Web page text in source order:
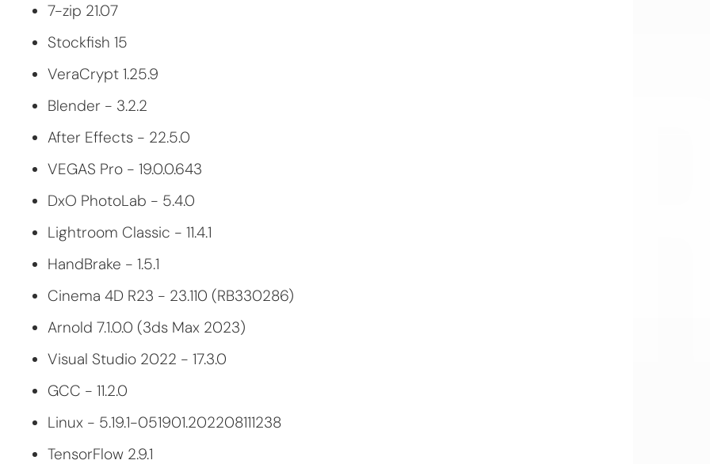
7-zip 21.07
Stockfish 15
VeraCrypt 1.25.9
Blender - 3.2.2
After Effects - 22.5.0
VEGAS Pro - 19.0.0.643
DxO PhotoLab - 5.4.0
Lightroom Classic - 11.4.1
HandBrake - 1.5.1
Cinema 4D R23 - 23.110 (RB330286)
Arnold 7.1.0.0 (3ds Max 2023)
Visual Studio 2022 - 17.3.0
GCC - 11.2.0
Linux - 5.19.1-051901.202208111238
TensorFlow 2.9.1